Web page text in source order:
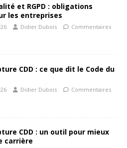
et RGPD : obligations
les entreprises
Didier Dubois
Commentaires
CDD : ce que dit le Code du
Didier Dubois
Commentaires
CDD : un outil pour mieux
carrière